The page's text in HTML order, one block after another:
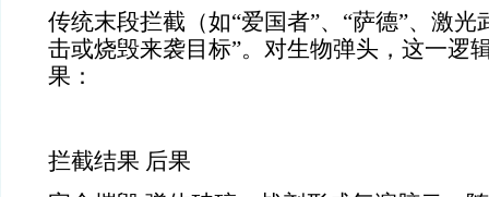
传统末段拦截（如“爱国者”、“萨德”、激光
击或烧毁来袭目标”。对生物弹头，这一逻
果：
拦截结果 后果